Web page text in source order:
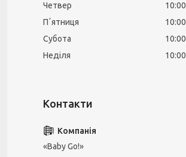
Четвер
10:00
Пʼятниця
10:00
Субота
10:00
Неділя
10:00
«Baby Go!»